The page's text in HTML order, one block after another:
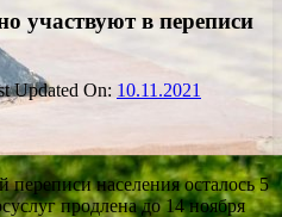
участвуют в переписи
Updated On: 10.11.2021
населения осталось 5
продлена до 14 ноября